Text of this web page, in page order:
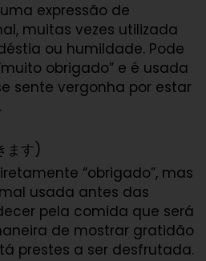
expressão de
muitas vezes utilizada
ou humildade. Pode
obrigado” e é usada
sente vergonha por estar
ます)
“obrigado”, mas
usada antes das
pela comida que será
de mostrar gratidão
prestes a ser desfrutada.